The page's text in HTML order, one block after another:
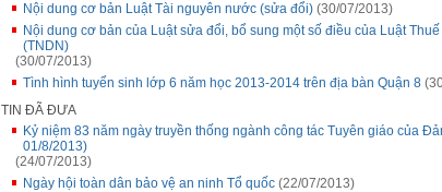
Nội dung cơ bản Luật Tài nguyên nước (sửa đổi) (30/07/2013)
Nội dung cơ bản của Luật sửa đổi, bổ sung một số điều của Luật
(TNDN)
(30/07/2013)
Tình hình tuyển sinh lớp 6 năm học 2013-2014 trên địa bàn Quận 8
TIN ĐÃ ĐƯA
Kỷ niệm 83 năm ngày truyền thống ngành công tác Tuyên giáo của
01/8/2013)
(24/07/2013)
Ngày hội toàn dân bảo vệ an ninh Tổ quốc (22/07/2013)